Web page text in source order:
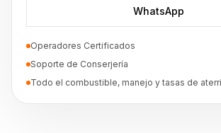
WhatsApp
Operadores Certificados
Soporte de Conserjería
Todo el combustible, manejo y tasas de